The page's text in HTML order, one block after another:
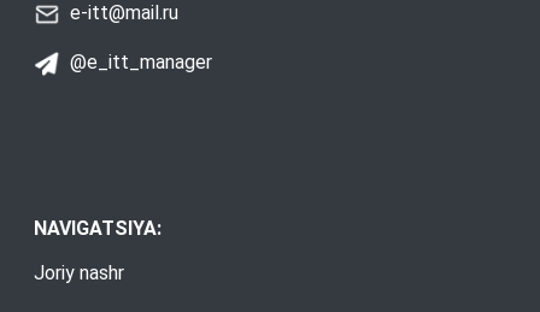
e-itt@mail.ru
@e_itt_manager
NAVIGATSIYA:
Joriy nashr